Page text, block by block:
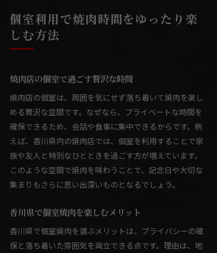
個室利用で焼肉時間をゆったり楽
しむ方法
焼肉店の個室で過ごす贅沢な時間
焼肉店の個室は、周囲を気にせず落ち着いて焼肉を楽し
める贅沢な空間です。なぜなら、プライベートな時間を
確保できるため、会話や食事に集中できるからです。例
えば、香川県内の焼肉店では、個室を利用することで家
族や友人と特別なひとときを過ごす方が増えています。
このような空間で焼肉を味わうことで、記念日や大切な
集まりもさらに思い出深いものとなるでしょう。
香川県で個室焼肉を楽しむメリット
香川県で個室焼肉を選ぶメリットは、プライバシーの確
保と落ち着いた雰囲気を両立できる点です。理由は、地